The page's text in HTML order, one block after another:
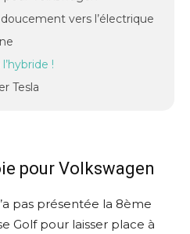
vers l’électrique
!
Tesla
pour Volkswagen
pas présentée la 8ème
Golf pour laisser place à